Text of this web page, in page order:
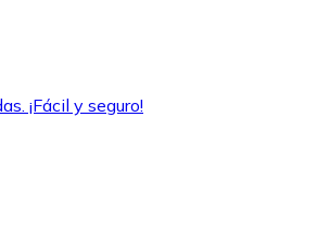
¡Fácil y seguro!